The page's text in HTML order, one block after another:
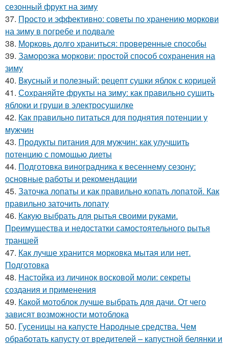
сезонный фрукт на зиму
37. Просто и эффективно: советы по хранению моркови
на зиму в погребе и подвале
38. Морковь долго храниться: проверенные способы
39. Заморозка моркови: простой способ сохранения на
зиму
40. Вкусный и полезный: рецепт сушки яблок с корицей
41. Сохраняйте фрукты на зиму: как правильно сушить
яблоки и груши в электросушилке
42. Как правильно питаться для поднятия потенции у
мужчин
43. Продукты питания для мужчин: как улучшить
потенцию с помощью диеты
44. Подготовка виноградника к весеннему сезону:
основные работы и рекомендации
45. Заточка лопаты и как правильно копать лопатой. Как
правильно заточить лопату
46. Какую выбрать для рытья своими руками.
Преимущества и недостатки самостоятельного рытья
траншей
47. Как лучше хранится морковка мытая или нет.
Подготовка
48. Настойка из личинок восковой моли: секреты
создания и применения
49. Какой мотоблок лучше выбрать для дачи. От чего
зависят возможности мотоблока
50. Гусеницы на капусте Народные средства. Чем
обработать капусту от вредителей – капустной белянки и